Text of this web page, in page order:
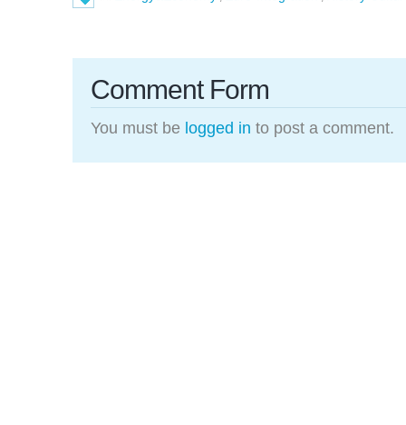
Comment Form
You must be logged in to post a comment.